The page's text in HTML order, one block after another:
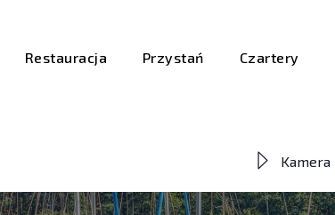
Restauracja Przystań Czartery
Kamera